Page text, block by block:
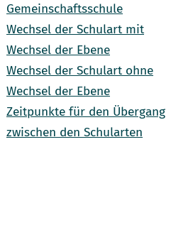
Gemeinschaftsschule
Wechsel der Schulart mit
Wechsel der Ebene
Wechsel der Schulart ohne
Wechsel der Ebene
Zeitpunkte für den Übergang
zwischen den Schularten